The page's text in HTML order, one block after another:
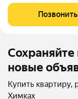
Квартира
построенного в 2015
Позвонить
Сохраняйте
новые
Купить квартиру,
Химках